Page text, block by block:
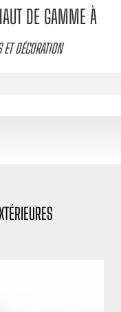
DE GAMME À
DÉCORATION